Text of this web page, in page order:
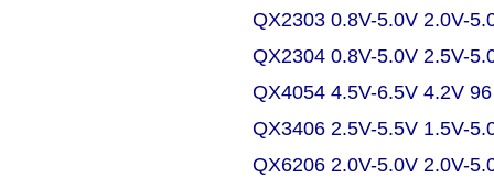
QX2303 0.8V-5.0V 2.0V-
QX2304 0.8V-5.0V 2.5V-
QX4054 4.5V-6.5V 4.2V
QX3406 2.5V-5.5V 1.5V-
QX6206 2.0V-5.0V 2.0V-